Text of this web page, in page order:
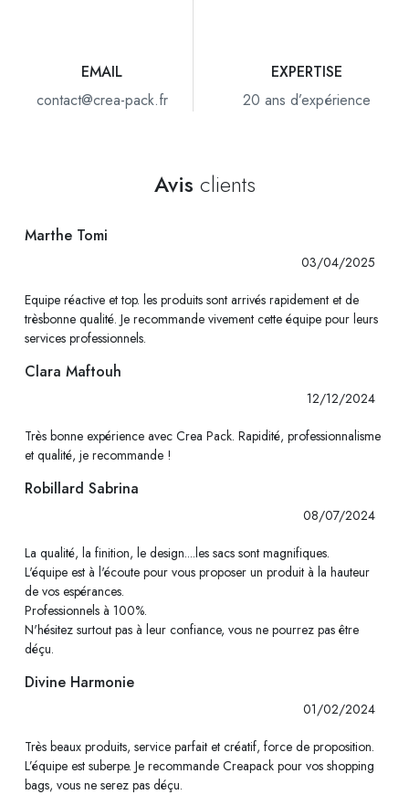
EMAIL
contact@crea-pack.fr
EXPERTISE
20 ans d’expérience
Avis clients
Marthe Tomi
03/04/2025
Equipe réactive et top. les produits sont arrivés rapidement et de
trèsbonne qualité. Je recommande vivement cette équipe pour leurs
services professionnels.
Clara Maftouh
12/12/2024
Très bonne expérience avec Crea Pack. Rapidité, professionnalisme
et qualité, je recommande !
Robillard Sabrina
08/07/2024
La qualité, la finition, le design....les sacs sont magnifiques.
L'équipe est à l'écoute pour vous proposer un produit à la hauteur
de vos espérances.
Professionnels à 100%.
N'hésitez surtout pas à leur confiance, vous ne pourrez pas être
déçu.
Divine Harmonie
01/02/2024
Très beaux produits, service parfait et créatif, force de proposition.
L’équipe est suberpe. Je recommande Creapack pour vos shopping
bags, vous ne serez pas déçu.